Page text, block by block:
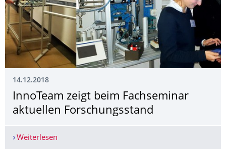
14.12.2018
InnoTeam zeigt beim Fachseminar
aktuellen Forschungsstand
Weiterlesen